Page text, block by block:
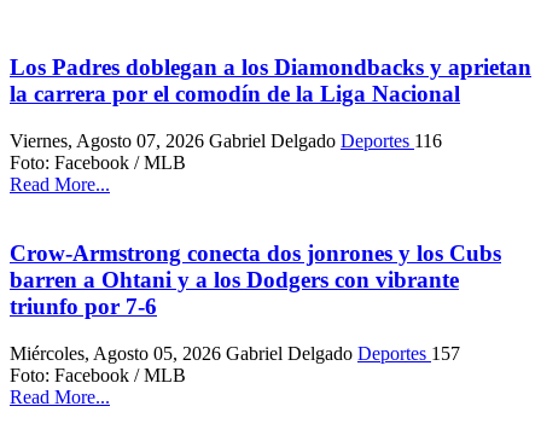
Los Padres doblegan a los Diamondbacks y aprietan
la carrera por el comodín de la Liga Nacional
Viernes, Agosto 07, 2026 Gabriel Delgado Deportes 116
Foto: Facebook / MLB
Read More...
Crow-Armstrong conecta dos jonrones y los Cubs
barren a Ohtani y a los Dodgers con vibrante
triunfo por 7-6
Miércoles, Agosto 05, 2026 Gabriel Delgado Deportes 157
Foto: Facebook / MLB
Read More...